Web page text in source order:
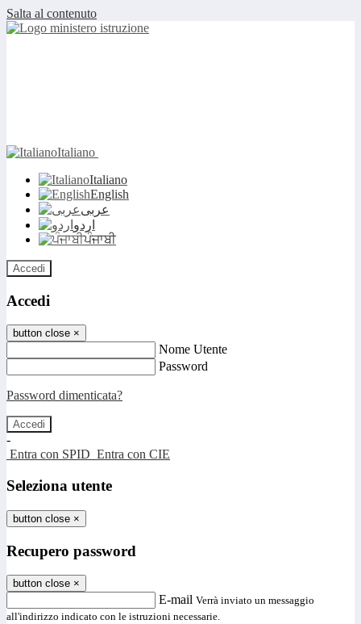
Salta al contenuto
Italiano
Italiano
English
عربى
اردو
ਪੰਜਾਬੀ
Accedi
Accedi
button close ×
Nome Utente
Password
Password dimenticata?
-
Entra con SPID Entra con CIE
Seleziona utente
button close ×
Recupero password
button close ×
E-mail Verrà inviato un messaggio
all'indirizzo indicato con le istruzioni necessarie.